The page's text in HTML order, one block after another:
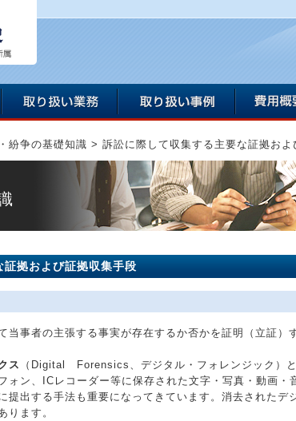
紛争の基礎知識 > 訴訟に際して収集する主要な証拠およ
拠および証拠収集手段
当事者の主張する事実が存在するか否かを証明（立証）
ス
（Digital Forensics、デジタル・フォレンジック）
ォン、ICレコーダー等に保存された文字・写真・動画・
提出する手法も重要になってきています。消去されたデ
ります。